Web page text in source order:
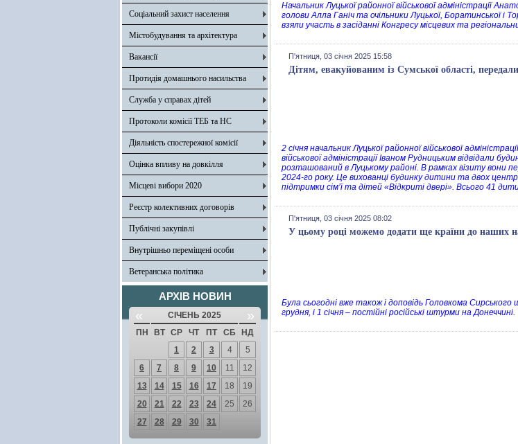
Соціальний захист населення
Містобудування та архітектура
Вакансії
Протидія домашнього насильства
Служба у справах дітей
Протоколи комісії ТЕБ та НС
Діяльність спостережної комісії
Оцінка впливу на довкілля
Місцеві вибори 2020
Реєстр колективних договорів
Публічні закупівлі
Внутрішньо переміщені особи
Ветеранська політика
АРХІВ НОВИН
« СІЧЕНЬ 2025 »
ПН ВТ СР ЧТ ПТ СБ
НД
1
2 3 4
5
6
7 8 9 10 11
12
13
14 15 16 17 18
19
20
21 22 23 24 25
26
27
28 29 30 31
Начальник Луцької районної військової адміністрації
голови Алла Ганіч та очільники Луцької, Боратинської і
взяли участь в засіданні Конгресу місцевих та
П'ятниця, 03 січня 2025 15:58
Дітям, евакуйованим із Сумської області,
2 січня начальник Луцької районної військової
військової адміністрації Іваном Рудницьким відвідали
розташований в Луцькому районі. В рамках візиту вони
2024-го року. Це вихованці будинку дитини та двох
підтримки сім’ї та дітей «Відкриті двері». Всього 41
П'ятниця, 03 січня 2025 08:02
У цьому році можемо додати ще країни до наших
Була сьогодні вже також і доповідь Головкома
грудня, і 1 січня – постійні російські штурми на Донеччині.